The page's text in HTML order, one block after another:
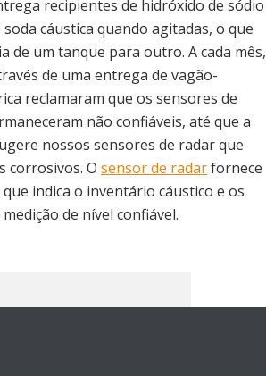
recipientes de hidróxido de sódio
cáustica quando agitadas, o que
um tanque para outro. A cada mês,
de uma entrega de vagão-
reclamaram que os sensores de
não confiáveis, até que a
nossos sensores de radar que
corrosivos. O sensor de radarfornece
indica o inventário cáustico e os
de nível confiável.